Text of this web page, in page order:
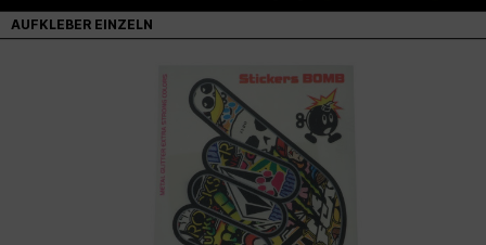
AUFKLEBER EINZELN